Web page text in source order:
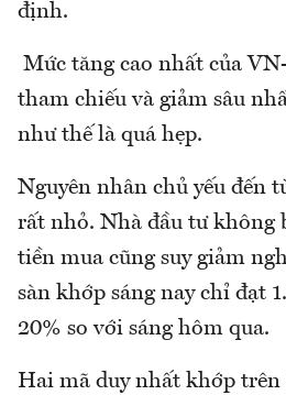
định.
Mức tăng cao nhất của
tham chiếu và giảm sâu
như thế là quá hẹp.
Nguyên nhân chủ yếu đến
rất nhỏ. Nhà đầu tư không
tiền mua cũng suy giảm
sàn khớp sáng nay chỉ đạt
20% so với sáng hôm qua.
Hai mã duy nhất khớp trên